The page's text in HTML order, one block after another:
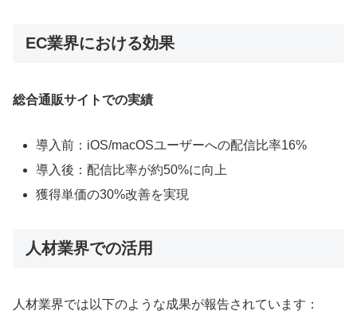
EC業界における効果
総合通販サイトでの実績
導入前：iOS/macOSユーザーへの配信比率16%
導入後：配信比率が約50%に向上
獲得単価の30%改善を実現
人材業界での活用
人材業界では以下のような成果が報告されています：